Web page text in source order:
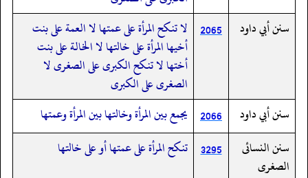
سنن أبي داود
2065 لا تنكح المرأة على عمتها لا العمة على بنت
أخيها المرأة على خالتها لا الخالة على بنت
أختها لا تنكح الكبرى على الصغرى لا
الصغرى على الكبرى
سنن أبي داود
2066 يجمع بين المرأة وخالتها بين المرأة وعمتها
سنن النسائى
الصغرى
3295 تنكح المرأة على عمتها أو على خالتها